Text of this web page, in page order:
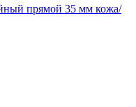
прямой 35 мм кожа/